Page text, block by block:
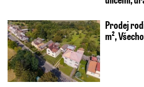
Prodej
m²,